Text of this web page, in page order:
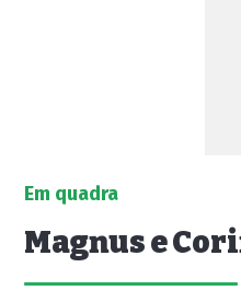
Em quadra
Magnus e